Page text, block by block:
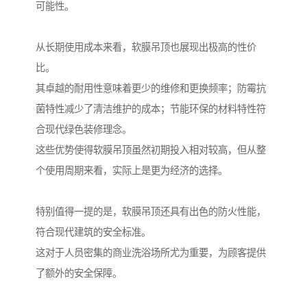
可能性。
从长期使用成本来看，软膜吊顶也展现出极高的性价
比。
其卓越的耐用性意味着更少的维修和更换频率；防霉抗
菌特性减少了清洁维护的成本；节能环保的材料特性符
合现代绿色装修理念。
这些优势使得软膜吊顶虽然初期投入相对较高，但从整
个使用周期来看，实际上是更为经济的选择。
特别值得一提的是，软膜吊顶还具有出色的防火性能，
符合现代建筑的安全标准。
这对于人员密集的商业洗浴场所尤为重要，为顾客提供
了额外的安全保障。